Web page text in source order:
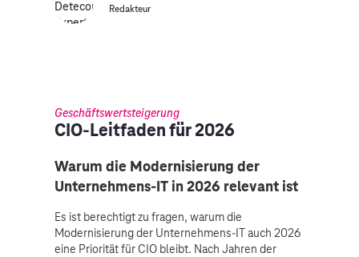
Redakteur
Geschäftswertsteigerung
CIO-Leitfaden für 2026
Warum die Modernisierung der
Unternehmens-IT in 2026 relevant ist
Es ist berechtigt zu fragen, warum die
Modernisierung der Unternehmens-IT auch 2026
eine Priorität für CIO bleibt. Nach Jahren der